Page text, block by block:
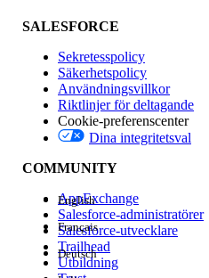
SALESFORCE
Sekretesspolicy
Säkerhetspolicy
Användningsvillkor
Riktlinjer för deltagande
Cookie-preferenscenter
Dina integritetsval
COMMUNITY
AppExchange
Salesforce-administratörer
Salesforce-utvecklare
Trailhead
Utbildning
English
Français
Deutsch